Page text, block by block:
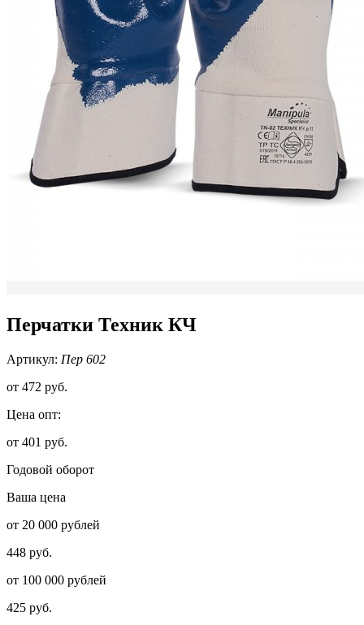
Перчатки Техник КЧ
Артикул: Пер 602
от 472 руб.
Цена опт:
от 401 руб.
Годовой оборот
Ваша цена
от 20 000 рублей
448 руб.
от 100 000 рублей
425 руб.